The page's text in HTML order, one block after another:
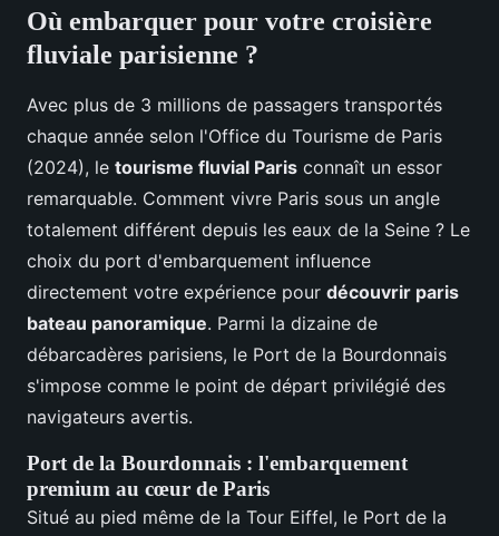
Où embarquer pour votre croisière
fluviale parisienne ?
Avec plus de 3 millions de passagers transportés
chaque année selon l'Office du Tourisme de Paris
(2024), le tourisme fluvial Paris connaît un essor
remarquable. Comment vivre Paris sous un angle
totalement différent depuis les eaux de la Seine ? Le
choix du port d'embarquement influence
directement votre expérience pour découvrir paris
bateau panoramique. Parmi la dizaine de
débarcadères parisiens, le Port de la Bourdonnais
s'impose comme le point de départ privilégié des
navigateurs avertis.
Port de la Bourdonnais : l'embarquement
premium au cœur de Paris
Situé au pied même de la Tour Eiffel, le Port de la